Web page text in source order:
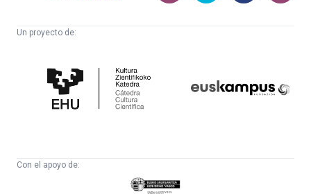
Un proyecto de:
Cultura
Científica
Con el apoyo de:
Eusko